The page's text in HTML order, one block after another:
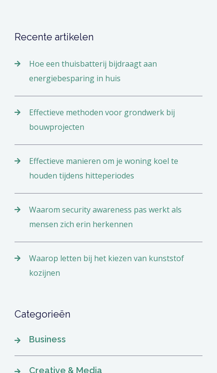
Recente artikelen
Hoe een thuisbatterij bijdraagt aan
energiebesparing in huis
Effectieve methoden voor grondwerk bij
bouwprojecten
Effectieve manieren om je woning koel te
houden tijdens hitteperiodes
Waarom security awareness pas werkt als
mensen zich erin herkennen
Waarop letten bij het kiezen van kunststof
kozijnen
Categorieën
Business
Creative & Media